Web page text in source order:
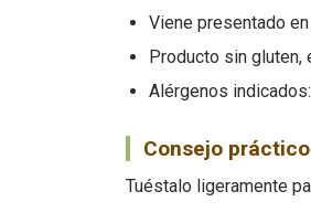
Viene presentado
Producto sin gluten,
Alérgenos
Consejo práctico
Tuéstalo ligeramente